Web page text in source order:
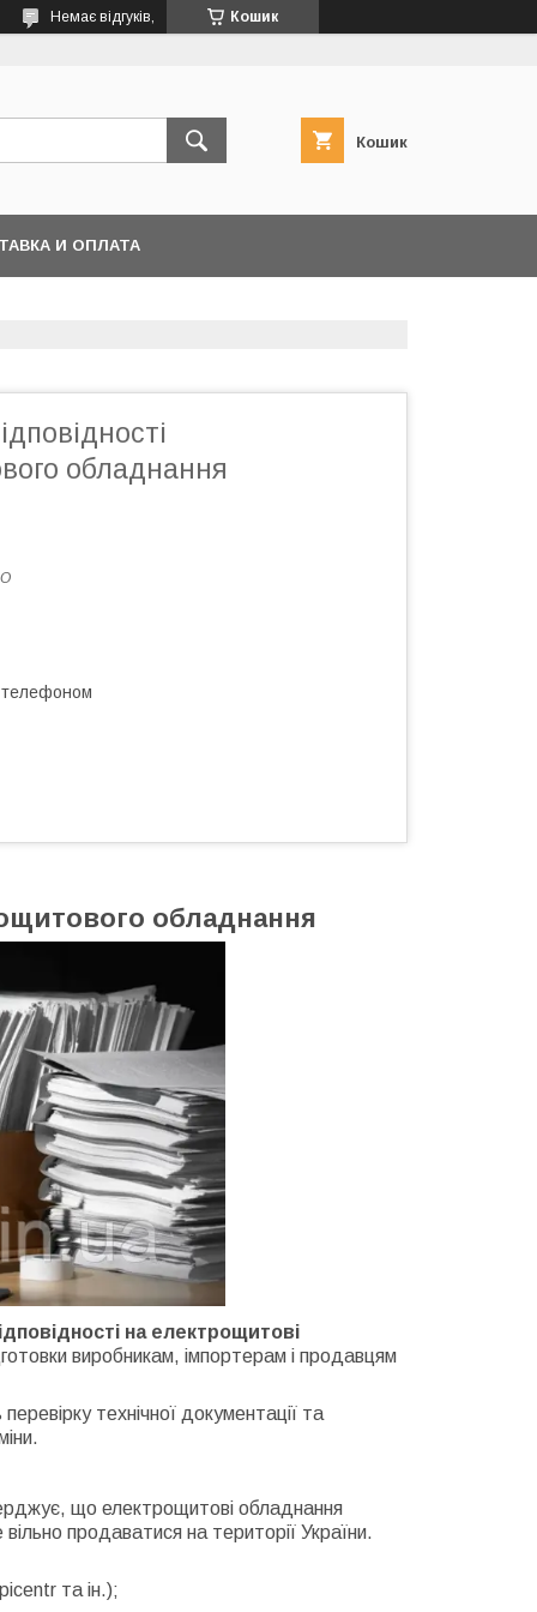
Кошик
Немає відгуків,
Кошик
И ОПЛАТА
обладнання
телефоном
обладнання
на електрощитові
виробникам, імпортерам і продавцям
технічної документації та
що електрощитові обладнання
продаватися на території України.
та ін.);